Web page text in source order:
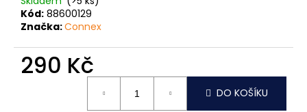
Kód: 88600129
Značka:Connex
290 Kč
DO KOŠÍKU
p
o
r
u